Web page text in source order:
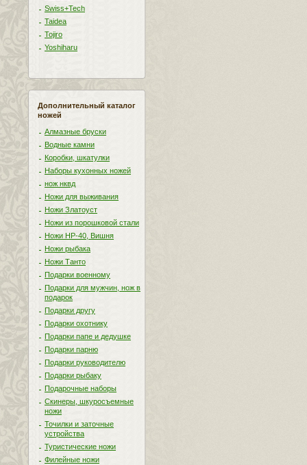
Swiss+Tech
Taidea
Tojiro
Yoshiharu
Дополнительный каталог
ножей
Алмазные бруски
Водные камни
Коробки, шкатулки
Наборы кухонных ножей
нож нквд
Ножи для выживания
Ножи Златоуст
Ножи из порошковой стали
Ножи НР-40, Вишня
Ножи рыбака
Ножи Танто
Подарки военному
Подарки для мужчин, нож в
подарок
Подарки другу
Подарки охотнику
Подарки папе и дедушке
Подарки парню
Подарки руководителю
Подарки рыбаку
Подарочные наборы
Скинеры, шкуросъемные
ножи
Точилки и заточные
устройства
Туристические ножи
Филейные ножи